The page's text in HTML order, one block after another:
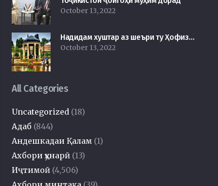
October 13, 2022
Надидам хуштар аз шеъри ту Ҳофиз…
October 13, 2022
All Categories
Uncategorized (18)
Адаб (844)
Андешкадаи Қалам (1)
Ахбори ҳунарӣ (13)
Иҷтимоӣ (4,506)